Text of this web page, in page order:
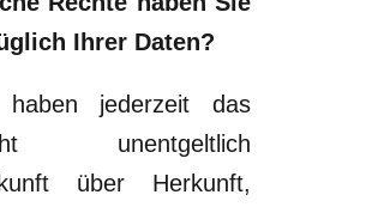
Ihrer Daten?
jederzeit das
unentgeltlich
über Herkunft,